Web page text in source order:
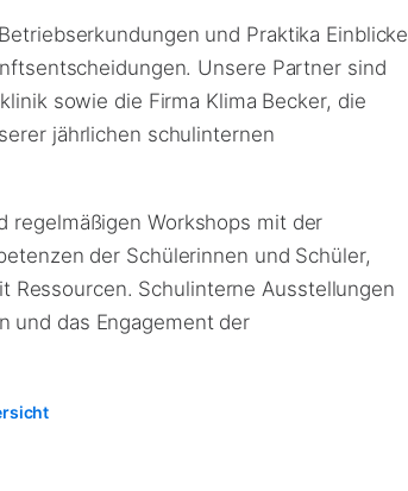
und Praktika Einblicke
Unsere Partner sind
sowie die Firma Klima Becker, die
jährlichen schulinternen
regelmäßigen Workshops mit der
der Schülerinnen und Schüler,
Ressourcen. Schulinterne Ausstellungen
und das Engagement der